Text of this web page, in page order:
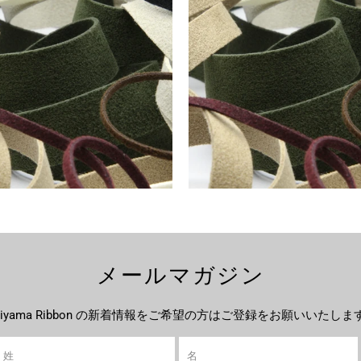
¥8,474
¥8,474 ¥11,642
¥11,642
メールマガジン
Ribbon の新着情報をご希望の方はご登録をお願いいたしま